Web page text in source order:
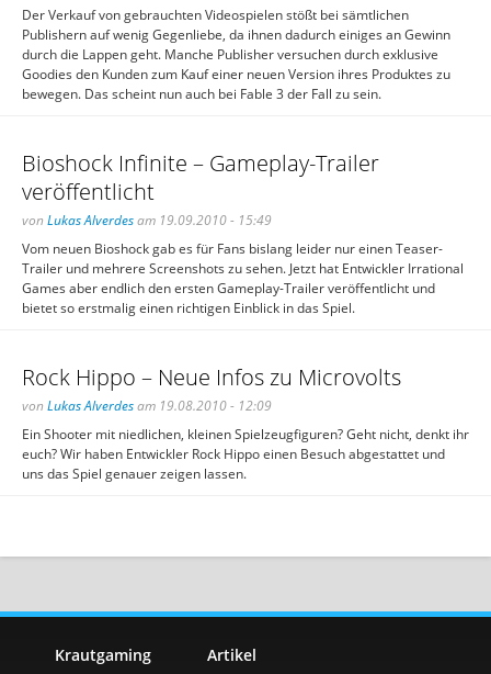
Der Verkauf von gebrauchten Videospielen stößt bei sämtlichen
Publishern auf wenig Gegenliebe, da ihnen dadurch einiges an Gewinn
durch die Lappen geht. Manche Publisher versuchen durch exklusive
Goodies den Kunden zum Kauf einer neuen Version ihres Produktes zu
bewegen. Das scheint nun auch bei Fable 3 der Fall zu sein.
Bioshock Infinite – Gameplay-Trailer
veröffentlicht
von Lukas Alverdesam 19.09.2010 - 15:49
Vom neuen Bioshock gab es für Fans bislang leider nur einen Teaser-
Trailer und mehrere Screenshots zu sehen. Jetzt hat Entwickler Irrational
Games aber endlich den ersten Gameplay-Trailer veröffentlicht und
bietet so erstmalig einen richtigen Einblick in das Spiel.
Rock Hippo – Neue Infos zu Microvolts
von Lukas Alverdesam 19.08.2010 - 12:09
Ein Shooter mit niedlichen, kleinen Spielzeugfiguren? Geht nicht, denkt ihr
euch? Wir haben Entwickler Rock Hippo einen Besuch abgestattet und
uns das Spiel genauer zeigen lassen.
Krautgaming
Artikel